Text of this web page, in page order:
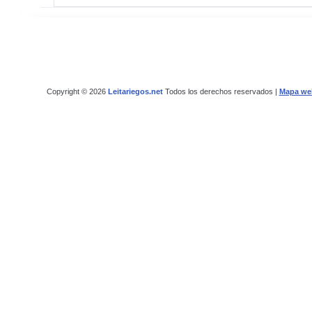
Copyright © 2026 Leitariegos.netTodos los derechos reservados | Mapa